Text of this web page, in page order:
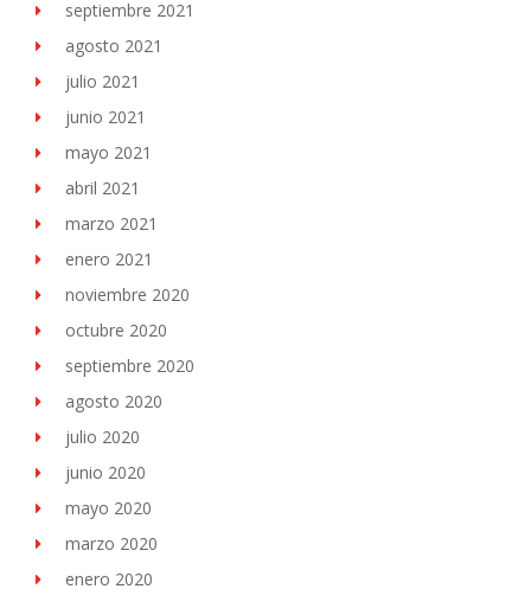
septiembre 2021
agosto 2021
julio 2021
junio 2021
mayo 2021
abril 2021
marzo 2021
enero 2021
noviembre 2020
octubre 2020
septiembre 2020
agosto 2020
julio 2020
junio 2020
mayo 2020
marzo 2020
enero 2020